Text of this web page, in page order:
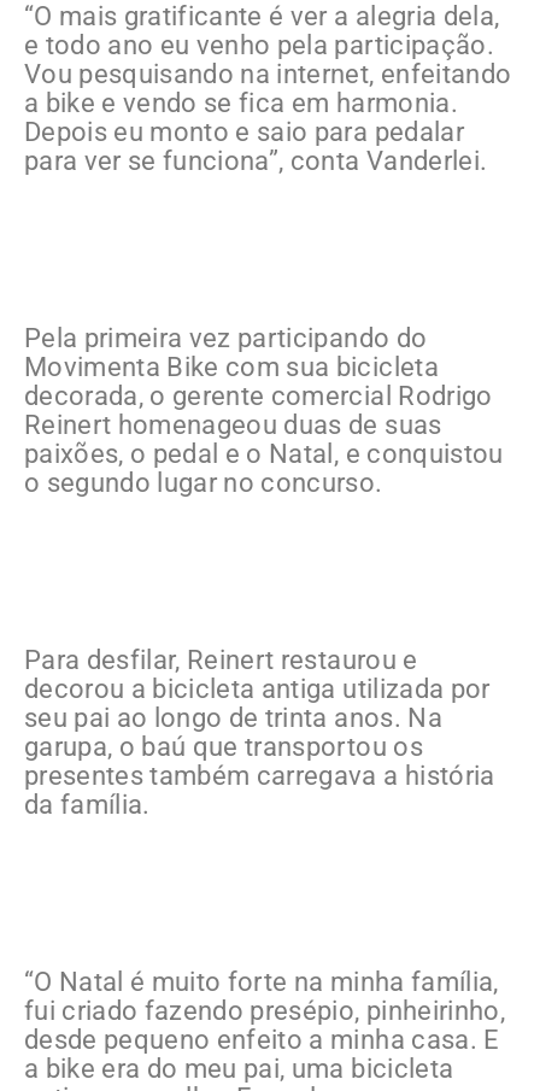
“O mais gratificante é ver a alegria dela,
e todo ano eu venho pela participação.
Vou pesquisando na internet, enfeitando
a bike e vendo se fica em harmonia.
Depois eu monto e saio para pedalar
para ver se funciona”, conta Vanderlei.
Pela primeira vez participando do
Movimenta Bike com sua bicicleta
decorada, o gerente comercial Rodrigo
Reinert homenageou duas de suas
paixões, o pedal e o Natal, e conquistou
o segundo lugar no concurso.
Para desfilar, Reinert restaurou e
decorou a bicicleta antiga utilizada por
seu pai ao longo de trinta anos. Na
garupa, o baú que transportou os
presentes também carregava a história
da família.
“O Natal é muito forte na minha família,
fui criado fazendo presépio, pinheirinho,
desde pequeno enfeito a minha casa. E
a bike era do meu pai, uma bicicleta